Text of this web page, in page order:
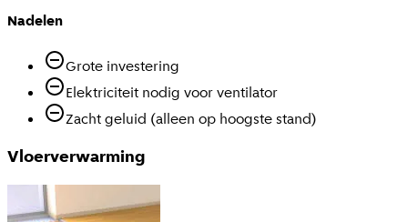
Nadelen
Grote investering
Elektriciteit nodig voor ventilator
Zacht geluid (alleen op hoogste stand)
Vloerverwarming